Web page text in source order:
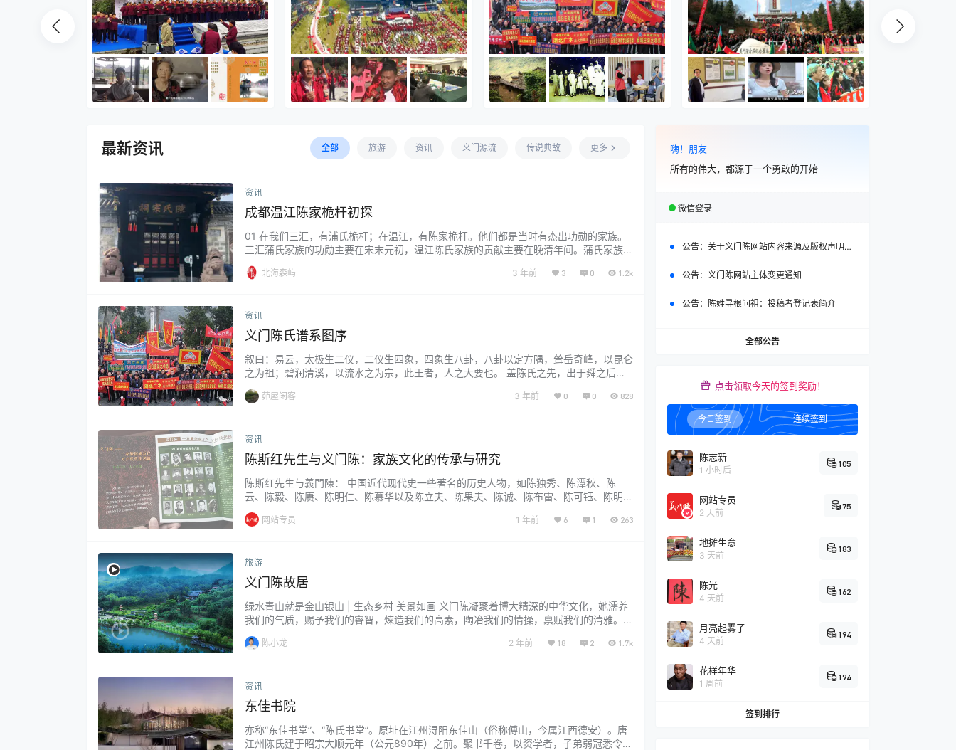
最新资讯 全部 旅游 资讯 义门源流 传说典故 更多
资讯
成都温江陈家桅杆初探
01 在我们三汇，有浦氏桅杆；在温江，有陈家桅杆。他们都是当时有杰出功勋的家族。
三汇蒲氏家族的功勋主要在宋末元初，温江陈氏家族的贡献主要在晚清年间。蒲氏家族的
贡献在于抗元保宋，陈氏家族的功勋在于护送皇灵有功。 2022年11月16日，我们前去参
观了温江陈家桅杆及其老居博物馆，体会到那世辉煌及历史的变迁。 陈家桅杆位于温江
北海森屿 3 年前 3 0 1.2k
资讯
义门陈氏谱系图序
叙曰：易云，太极生二仪，二仪生四象，四象生八卦，八卦以定方隅，耸岳奇峰，以昆仑
之为祖；碧润清溪，以流水之为宗，此王者，人之大要也。 盖陈氏之先，出于舜之后，
显位者，世不乏人，英豪繁衍，自汉太邱陈实子纪谌皆有显名，纪生魏司空群，字文长，
茆屋闲客 3 年前 0 0 828
资讯
陈斯红先生与义门陈：家族文化的传承与研究
陈斯红先生与義門陳： 中国近代现代史一些著名的历史人物，如陈独秀、陈潭秋、陈
云、陈毅、陈赓、陈明仁、陈慕华以及陈立夫、陈果夫、陈诚、陈布雷、陈可钰、陈明枢
等都是从江州义门分析到各地支系的子孙们。 因此，江州义门是中国陈姓家族史上的一
大奇观。 关于“陈斯红先生与義門陈”相关内容写作的一些思路： 一、开头引入主题 可以
网站专员 1 年前 6 1 263
旅游
义门陈故居
绿水青山就是金山银山 | 生态乡村 美景如画 义门陈凝聚着博大精深的中华文化，她濡养
我们的气质，赐予我们的睿智，煉造我们的高素，陶冶我们的情操，禀赋我们的清雅。
立和践行“绿水青山就是金山银山”理念，以改善生态环境质量为核心，在对现有森林植被
陈小龙 2 年前 18 2 1.7k
资讯
东佳书院
亦称“东佳书堂”、“陈氏书堂”。原址在江州浔阳东佳山（俗称傅山，今属江西德安）。唐
江州陈氏建于昭宗大顺元年（公元890年）之前。聚书千卷，以资学者，子弟弱冠悉令就
嗨！朋友
所有的伟大，都源于一个勇敢的开始
微信登录
公告： 关于义门陈网站内容来源及版权声明的通知
公告： 义门陈网站主体变更通知
公告： 陈姓寻根问祖：投稿者登记表简介
全部公告
点击领取今天的签到奖励！
今日签到 连续签到
陈志新
1 小时后
105
网站专员
2 天前
75
地摊生意
3 天前
183
陈光
4 天前
162
月亮起雾了
4 天前
194
花样年华
1 周前
194
签到排行